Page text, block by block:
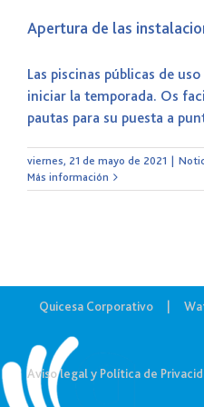
Apertura de las
Las piscinas públicas de
iniciar la temporada. Os
pautas para su puesta a
viernes, 21 de mayo de 2021 |
Más información
Quicesa Corporativo
Aviso legal y Política de